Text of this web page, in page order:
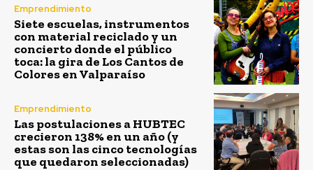
Emprendimiento
Siete escuelas, instrumentos
con material reciclado y un
concierto donde el público
toca: la gira de Los Cantos de
Colores en Valparaíso
Emprendimiento
Las postulaciones a HUBTEC
crecieron 138% en un año (y
estas son las cinco tecnologías
que quedaron seleccionadas)